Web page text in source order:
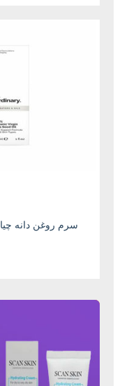
سرم روغن دانه چیا 100 % خالص اوردینری